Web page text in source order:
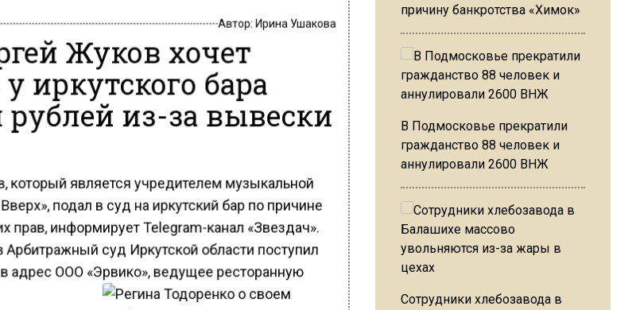
Автор:Ирина Ушакова
Жуков хочет
иркутского бара
из-за вывески
который является учредителем музыкальной
подал в суд на иркутский бар по причине
прав, информирует Telegram-канал «Звездач».
суд Иркутской области поступил
в адрес ООО «Эрвико», ведущее ресторанную
причину банкротства «Химок»
В Подмосковье прекратили
гражданство 88 человек и
аннулировали 2600 ВНЖ
Сотрудники хлебозавода в